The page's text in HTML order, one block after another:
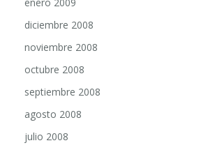
diciembre 2008
noviembre 2008
octubre 2008
septiembre 2008
agosto 2008
julio 2008
junio 2008